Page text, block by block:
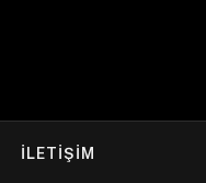
İLETIŞIM